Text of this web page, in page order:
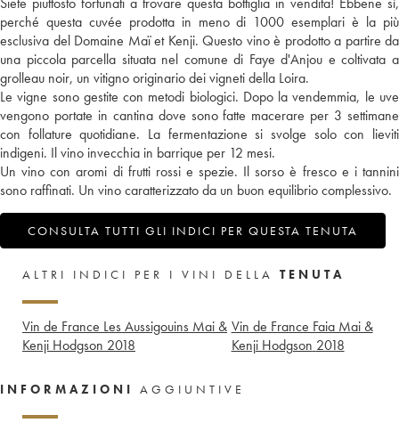
perché questa cuvée prodotta in meno di 1000 esemplari è la più
esclusiva del Domaine Maï et Kenji. Questo vino è prodotto a partire da
una piccola parcella situata nel comune di Faye d'Anjou e coltivata a
grolleau noir, un vitigno originario dei vigneti della Loira.
Le vigne sono gestite con metodi biologici. Dopo la vendemmia, le uve
vengono portate in cantina dove sono fatte macerare per 3 settimane
con follature quotidiane. La fermentazione si svolge solo con lieviti
indigeni. Il vino invecchia in barrique per 12 mesi.
Un vino con aromi di frutti rossi e spezie. Il sorso è fresco e i tannini
sono raffinati. Un vino caratterizzato da un buon equilibrio complessivo.
CONSULTA TUTTI GLI INDICI PER QUESTA TENUTA
ALTRI INDICI PER I VINI DELLA TENUTA
Vin de France Les Aussigouins Mai &
Kenji Hodgson 2018
Vin de France Faia Mai &
Kenji Hodgson 2018
INFORMAZIONI AGGIUNTIVE